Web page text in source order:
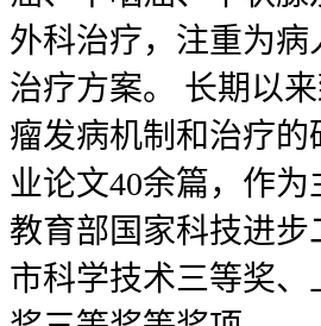
外科治疗，注重为病
治疗方案。 长期以
瘤发病机制和治疗的
业论文40余篇，作
教育部国家科技进步
市科学技术三等奖、